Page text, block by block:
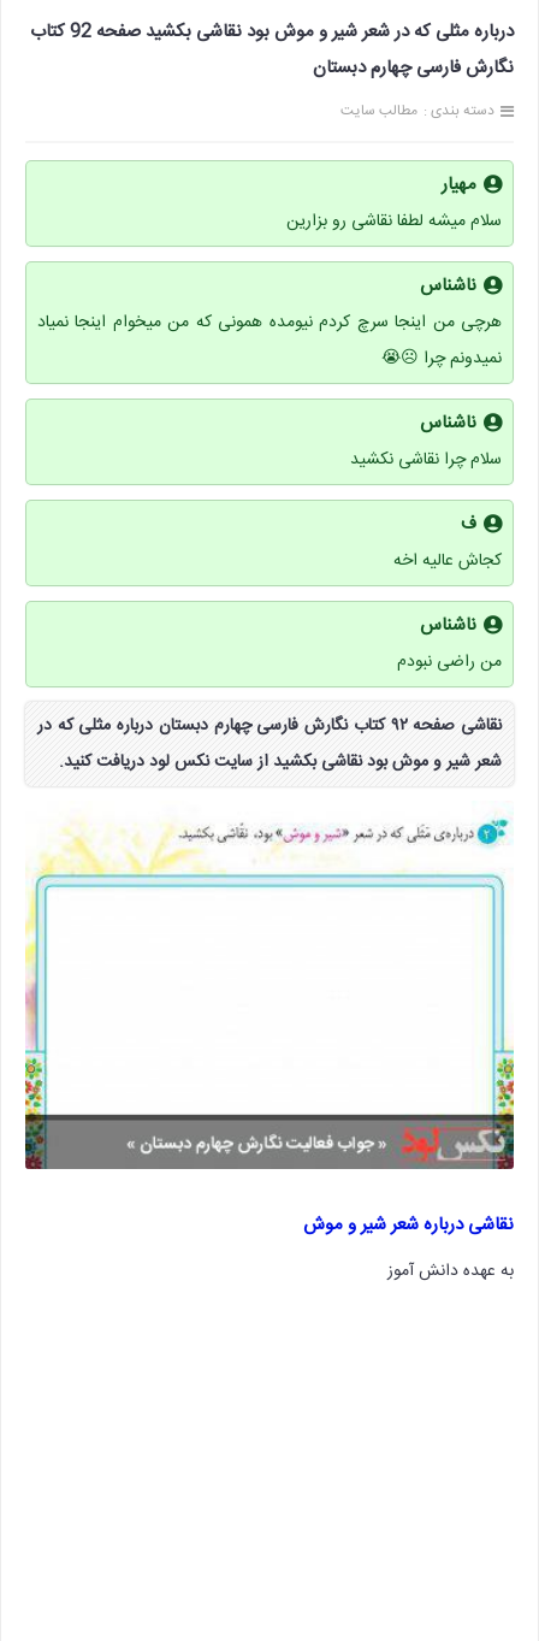
درباره مثلی که در شعر شیر و موش بود نقاشی بکشید صفحه 92 کتاب
نگارش فارسی چهارم دبستان
دسته بندی : مطالب سایت
مهیار
سلام میشه لطفا نقاشی رو بزارین
ناشناس
هرچی من اینجا سرچ کردم نیومده همونی که من میخوام اینجا نمیاد
نمیدونم چرا ☹😭
ناشناس
سلام چرا نقاشی نکشید
ف
کجاش عالیه اخه
ناشناس
من راضی نبودم
نقاشی صفحه ۹۲ کتاب نگارش فارسی چهارم دبستان درباره مثلی که در
شعر شیر و موش بود نقاشی بکشید از سایت نکس لود دریافت کنید.
نقاشی درباره شعر شیر و موش
به عهده دانش آموز